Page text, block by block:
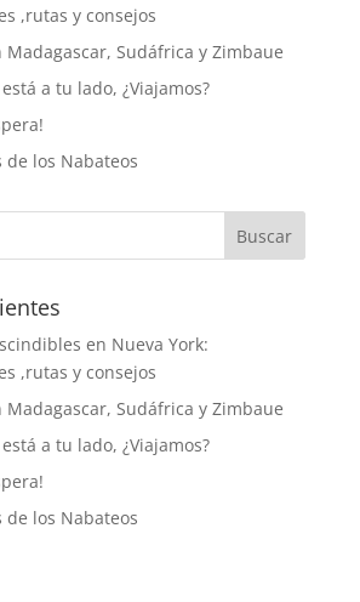
,rutas y consejos
Sudáfrica y Zimbaue
a tu lado, ¿Viajamos?
de los Nabateos
en Nueva York:
,rutas y consejos
Sudáfrica y Zimbaue
a tu lado, ¿Viajamos?
de los Nabateos